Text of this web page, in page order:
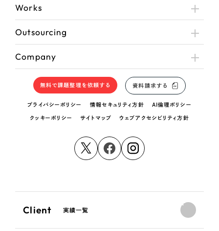
Works
Outsourcing
Company
無料で課題整理を依頼する 資料請求する
プライバシーポリシー 情報セキュリティ方針 AI倫理ポリシー
クッキーポリシー サイトマップ ウェブアクセシビリティ方針
Client 実績一覧